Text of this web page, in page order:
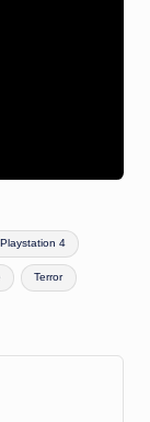
Playstation 4
Terror